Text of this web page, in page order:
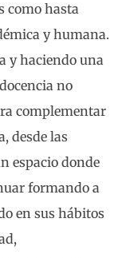
como hasta
y humana.
y haciendo una
no
complementar
desde las
espacio donde
formando a
en sus hábitos